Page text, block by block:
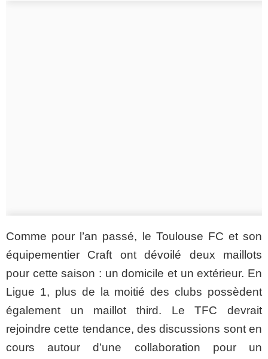
Comme pour l’an passé, le Toulouse FC et son
équipementier Craft ont dévoilé deux maillots
pour cette saison : un domicile et un extérieur. En
Ligue 1, plus de la moitié des clubs possèdent
également un maillot third. Le TFC devrait
rejoindre cette tendance, des discussions sont en
cours autour d’une collaboration pour un